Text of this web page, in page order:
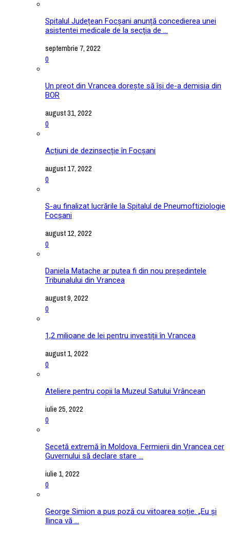
Spitalul Județean Focșani anunță concedierea unei
asistentei medicale de la secția de ...
septembrie 7, 2022
0
Un preot din Vrancea dorește să își de-a demisia din
BOR
august 31, 2022
0
Acțiuni de dezinsecție în Focșani
august 17, 2022
0
S-au finalizat lucrările la Spitalul de Pneumoftiziologie
Focșani
august 12, 2022
0
Daniela Matache ar putea fi din nou președintele
Tribunalului din Vrancea
august 9, 2022
0
1,2 milioane de lei pentru investiții în Vrancea
august 1, 2022
0
Ateliere pentru copii la Muzeul Satului Vrâncean
iulie 25, 2022
0
Secetă extremă în Moldova. Fermierii din Vrancea cer
Guvernului să declare stare ...
iulie 1, 2022
0
George Simion a pus poză cu viitoarea soție. „Eu și
Ilinca vă ...